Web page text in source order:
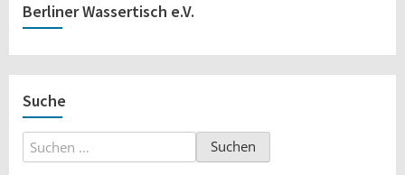
Berliner Wassertisch e.V.
Suche
Suchen
nach: